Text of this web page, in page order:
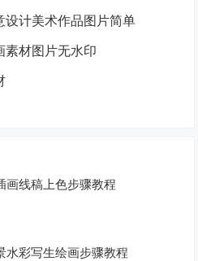
设计美术作品图片简单
素材图片无水印
画线稿上色步骤教程
水彩写生绘画步骤教程